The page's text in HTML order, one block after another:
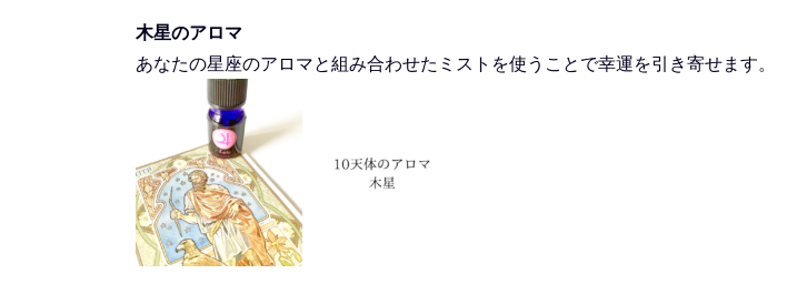
木星のアロマ
あなたの星座のアロマと組み合わせたミストを使うことで幸運を引き寄せます。